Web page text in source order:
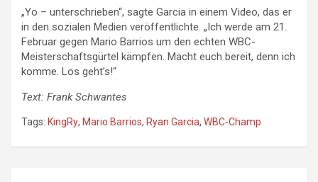
„Yo – unterschrieben“, sagte Garcia in einem Video, das er
in den sozialen Medien veröffentlichte. „Ich werde am 21.
Februar gegen Mario Barrios um den echten WBC-
Meisterschaftsgürtel kämpfen. Macht euch bereit, denn ich
komme. Los geht’s!“
Text: Frank Schwantes
Tags: KingRy, Mario Barrios, Ryan Garcia, WBC-Champ